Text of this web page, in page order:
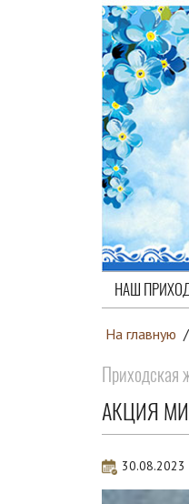
НАШ
На главную /
Приходская
АКЦИЯ
30.08.2023